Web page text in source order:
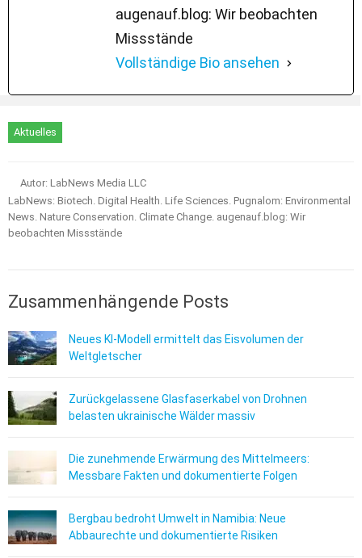
augenauf.blog: Wir beobachten
Missstände
Vollständige Bio ansehen
Aktuelles
Autor: LabNews Media LLC
LabNews: Biotech. Digital Health. Life Sciences. Pugnalom: Environmental
News. Nature Conservation. Climate Change. augenauf.blog: Wir
beobachten Missstände
Zusammenhängende Posts
Neues KI-Modell ermittelt das Eisvolumen der
Weltgletscher
Zurückgelassene Glasfaserkabel von Drohnen
belasten ukrainische Wälder massiv
Die zunehmende Erwärmung des Mittelmeers:
Messbare Fakten und dokumentierte Folgen
Bergbau bedroht Umwelt in Namibia: Neue
Abbaurechte und dokumentierte Risiken